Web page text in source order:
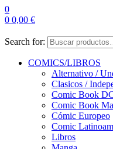
0
0 0,00 €
Search for:
COMICS/LIBROS
Alternativo /
Clasicos /
Comic Book
Comic Book
Cómic Europeo
Comic
Libros